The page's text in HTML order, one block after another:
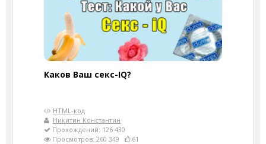
Каков Ваш секс-IQ?
HTML-код
Никитин Константин
Прохождений: 126 430
Просмотров: 260 349
61